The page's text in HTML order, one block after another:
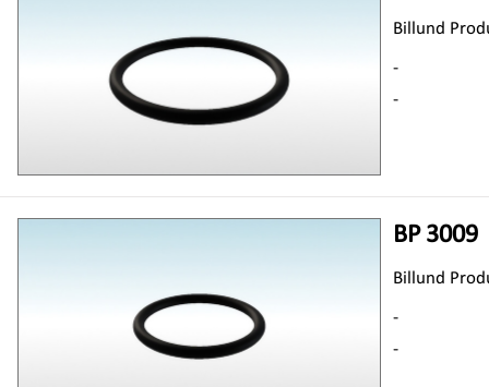
Billund
-
-
BP 3009
Billund
-
-